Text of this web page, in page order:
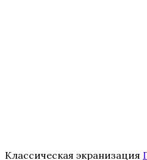
Классическая экранизация